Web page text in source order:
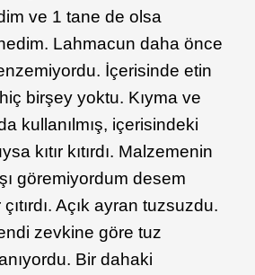
ve 1 tane de olsa
Lahmacun daha önce
İçerisinde etin
birşey yoktu. Kıyma ve
kullanılmış, içerisindeki
kıtır kıtırdı. Malzemenin
göremiyordum desem
Açık ayran tuzsuzdu.
zevkine göre tuz
Bir dahaki